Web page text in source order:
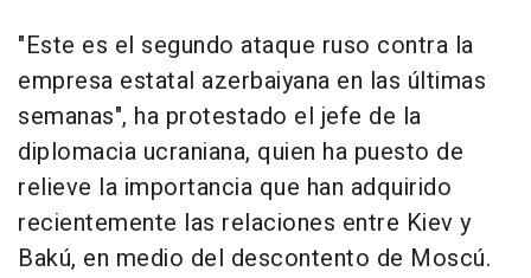
"Este es el segundo ataque ruso contra la
empresa estatal azerbaiyana en las últimas
semanas", ha protestado el jefe de la
diplomacia ucraniana, quien ha puesto de
relieve la importancia que han adquirido
recientemente las relaciones entre Kiev y
Bakú, en medio del descontento de Moscú.